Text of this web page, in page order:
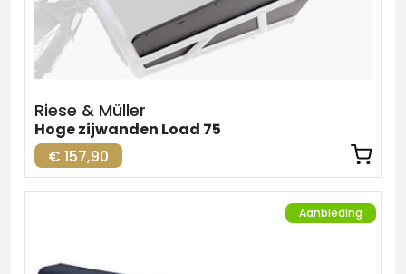
Riese & Müller
Hoge zijwanden Load 75
€ 157,90
Aanbieding